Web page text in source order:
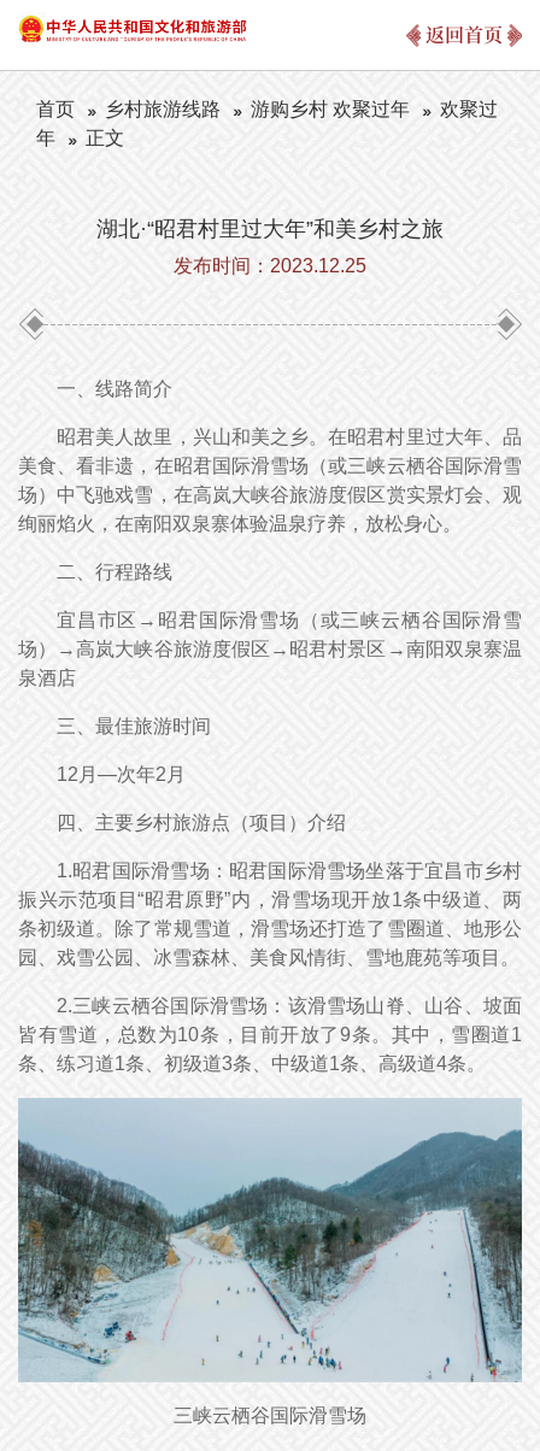
返回首页
首页 乡村旅游线路 游购乡村 欢聚过年
欢聚过
年
正文
湖北·“昭君村里过大年”和美乡村之旅
发布时间：2023.12.25
一、线路简介
昭君美人故里，兴山和美之乡。在昭君村里过大年、品
美食、看非遗，在昭君国际滑雪场（或三峡云栖谷国际滑雪
场）中飞驰戏雪，在高岚大峡谷旅游度假区赏实景灯会、观
绚丽焰火，在南阳双泉寨体验温泉疗养，放松身心。
二、行程路线
宜昌市区→昭君国际滑雪场（或三峡云栖谷国际滑雪
场）→高岚大峡谷旅游度假区→昭君村景区→南阳双泉寨温
泉酒店
三、最佳旅游时间
12月—次年2月
四、主要乡村旅游点（项目）介绍
1.昭君国际滑雪场：昭君国际滑雪场坐落于宜昌市乡村
振兴示范项目“昭君原野”内，滑雪场现开放1条中级道、两
条初级道。除了常规雪道，滑雪场还打造了雪圈道、地形公
园、戏雪公园、冰雪森林、美食风情街、雪地鹿苑等项目。
2.三峡云栖谷国际滑雪场：该滑雪场山脊、山谷、坡面
皆有雪道，总数为10条，目前开放了9条。其中，雪圈道1
条、练习道1条、初级道3条、中级道1条、高级道4条。
三峡云栖谷国际滑雪场